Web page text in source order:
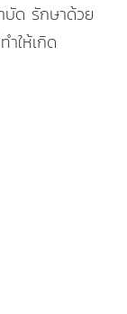
บัด รักษาด้วย
ให้เกิด